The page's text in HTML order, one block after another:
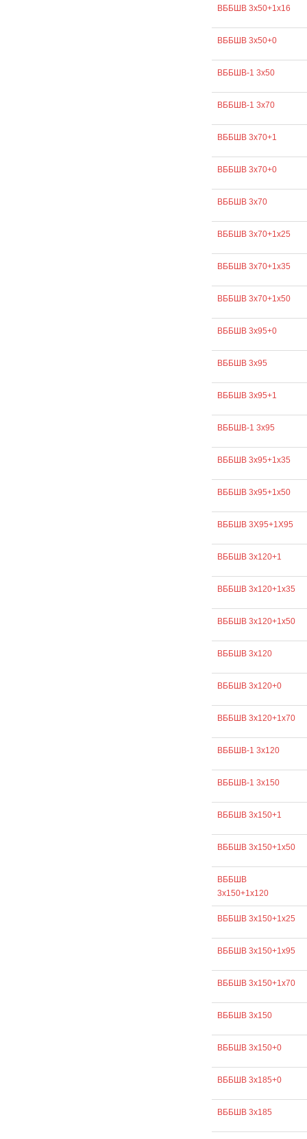
ВББШВ 3х50+1х16
ВББШВ 3х50+0
ВББШВ-1 3х50
ВББШВ-1 3х70
ВББШВ 3х70+1
ВББШВ 3х70+0
ВББШВ 3х70
ВББШВ 3х70+1х25
ВББШВ 3х70+1х35
ВББШВ 3х70+1х50
ВББШВ 3х95+0
ВББШВ 3х95
ВББШВ 3х95+1
ВББШВ-1 3х95
ВББШВ 3х95+1х35
ВББШВ 3х95+1х50
ВББШВ 3Х95+1Х95
ВББШВ 3х120+1
ВББШВ 3х120+1х35
ВББШВ 3х120+1х50
ВББШВ 3х120
ВББШВ 3х120+0
ВББШВ 3х120+1х70
ВББШВ-1 3х120
ВББШВ-1 3х150
ВББШВ 3х150+1
ВББШВ 3х150+1х50
ВББШВ
3х150+1х120
ВББШВ 3х150+1х25
ВББШВ 3х150+1х95
ВББШВ 3х150+1х70
ВББШВ 3х150
ВББШВ 3х150+0
ВББШВ 3х185+0
ВББШВ 3х185